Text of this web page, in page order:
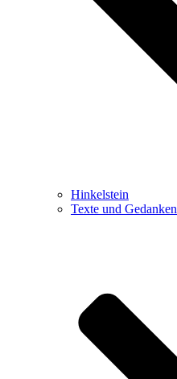
Hinkelstein
Texte und Gedanken